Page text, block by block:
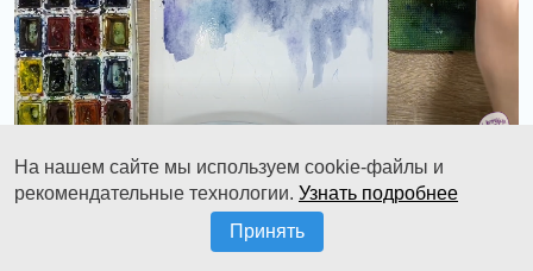
Передний план мы покрываем сугроб
На нашем сайте мы используем cookie-файлы и
рекомендательные технологии. Узнать подробнее
Принять